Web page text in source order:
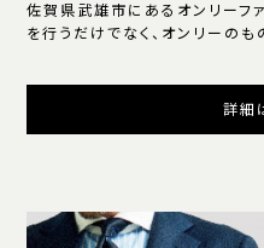
佐賀県武雄市にあるオンリーフ
を行うだけでなく、オンリーのも
詳細